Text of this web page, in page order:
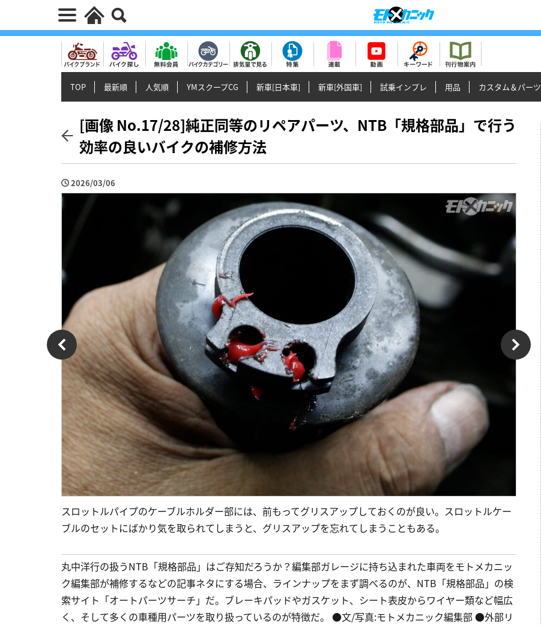
TOP 最新順 人気順 YMスクープCG 新車[日本車] 新車[外国車] 試乗インプレ 用品 カスタム＆パーツ
[画像 No.17/28]純正同等のリペアパーツ、NTB「規格部品」で行う
効率の良いバイクの補修方法
2026/03/06
スロットルパイプのケーブルホルダー部には、前もってグリスアップしておくのが良い。スロットルケー
ブルのセットにばかり気を取られてしまうと、グリスアップを忘れてしまうこともある。
丸中洋行の扱うNTB「規格部品」はご存知だろうか？編集部ガレージに持ち込まれた車両をモトメカニッ
ク編集部が補修するなどの記事ネタにする場合、ラインナップをまず調べるのが、NTB「規格部品」の検
索サイト「オートパーツサーチ」だ。ブレーキパッドやガスケット、シート表皮からワイヤー類など幅広
く、そして多くの車種用パーツを取り扱っているのが特徴だ。 ●文/写真:モトメカニック編集部 ●外部リ